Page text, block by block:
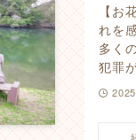
【お
れを
多く
犯罪